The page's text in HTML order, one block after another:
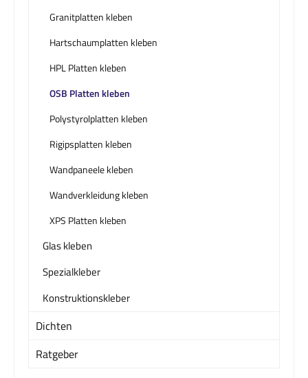
Granitplatten kleben
Hartschaumplatten kleben
HPL Platten kleben
OSB Platten kleben
Polystyrolplatten kleben
Rigipsplatten kleben
Wandpaneele kleben
Wandverkleidung kleben
XPS Platten kleben
Glas kleben
Spezialkleber
Konstruktionskleber
Dichten
Ratgeber